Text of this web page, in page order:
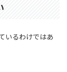
いるわけではあ